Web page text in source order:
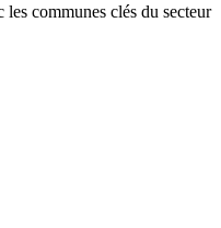
communes clés du secteur